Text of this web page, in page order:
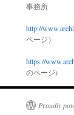
事務所
http://www.
ページ）
https://www.
のページ)
Proudly